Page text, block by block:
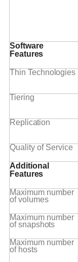
Software
Features
ThinTechnologies
Tiering
Replication
Quality of Service
Additional
Features
Maximum number
ofvolumes
Maximum number
ofsnapshots
Maximum number
of hosts